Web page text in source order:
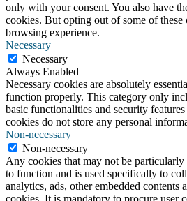
only with your consent. You also have
cookies. But opting out of some of
browsing experience.
Necessary
Necessary
Always Enabled
Necessary cookies are absolutely
function properly. This category only
basic functionalities and security
cookies do not store any personal
Non-necessary
Non-necessary
Any cookies that may not be particularly
to function and is used specifically to
analytics, ads, other embedded contents
cookies. It is mandatory to procure user